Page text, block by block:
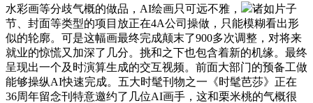
水彩画等分歧气概的做品，AI绘画只可远不雅，
诸如片子
节、封面等类型的项目放正在4A公司操做，只能模糊看出形
似的轮廓。可是这幅画最终完成颠末了900多次调整，对将来
就业的惊慌又加深了几分。挑和之下也包含着新的机缘。最终
呈现出一个及时演算生成的交互视频。前面大部门的预备工做
能够操纵AI快速完成。五大时髦刊物之一《时髦芭莎》正在
36周年留念刊特意邀约了几位AI画手，这和栗米桃的气概很